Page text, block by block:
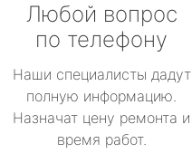
Любой вопрос
по телефону
Наши специалисты дадут
полную информацию.
Назначат цену ремонта и
время работ.